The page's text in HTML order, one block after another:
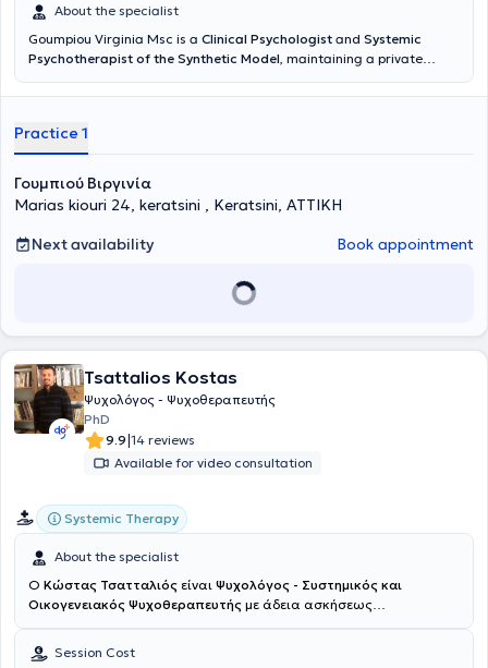
About the specialist
Goumpiou Virginia Msc is a Clinical Psychologist and Systemic
Psychotherapist of the Synthetic Model, maintaining a private
Metropolitan College and subsequently completed a Master's
College. Her private practice offers individual, family, couples
counseling, and group therapy sessions. Additionally, the specialist
court-appointed expert
technical reports for courts. The private practice offers expert
assessments and evaluations using the most advanced tools for
various purposes, such as courts, benefit committees for children
and adults, etc.
Practice 1
Γουμπιού Βιργινία
Marias kiouri 24, keratsini , Keratsini, ΑΤΤΙΚΗ
Next availability
Book appointment
Tsattalios Kostas
Ψυχολόγος - Ψυχοθεραπευτής
PhD
9.9|14 reviews
Available for video consultation
Systemic Therapy
About the specialist
Ο Κώστας Τσατταλιός είναι Ψυχολόγος - Συστημικός και
Οικογενειακός Ψυχοθεραπευτής με άδεια ασκήσεως
Αποφοίτησε αρχικά από το τμήμα Φιλοσοφίας, Παιδαγωγικής και
Ψυχολογίας του Πανεπιστημίου Ιωαννίνων και στη συνέχεια από τη
Session Cost